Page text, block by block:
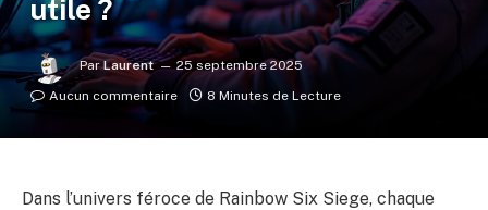
utile ?
Par Laurent
25 septembre 2025
Aucun commentaire
8 Minutes de Lecture
Dans l’univers féroce de Rainbow Six Siege, chaque